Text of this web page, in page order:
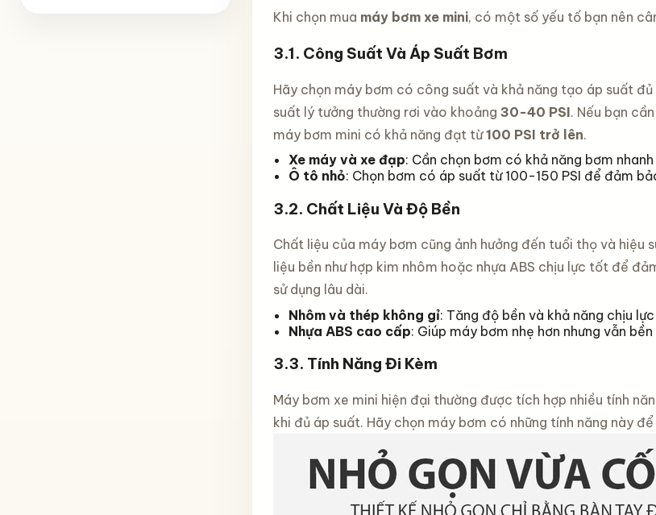
Khi chọn mua máy bơm xe mini, có một số yếu tố bạn nên
3.1. Công Suất Và Áp Suất Bơm
Hãy chọn máy bơm có công suất và khả năng tạo áp suất
suất lý tưởng thường rơi vào khoảng 30-40 PSI. Nếu bạn
máy bơm mini có khả năng đạt từ100 PSI trở lên.
Xe máy và xe đạp: Cần chọn bơm có khả năng bơm
Ô tô nhỏ: Chọn bơm có áp suất từ 100-150 PSI để đảm
3.2. Chất Liệu Và Độ Bền
Chất liệu của máy bơm cũng ảnh hưởng đến tuổi thọ và
liệu bền như hợp kim nhôm hoặc nhựa ABS chịu lực tốt để
sử dụng lâu dài.
Nhôm và thép không gỉ: Tăng độ bền và khả năng chịu
Nhựa ABS cao cấp: Giúp máy bơm nhẹ hơn nhưng vẫn
3.3. Tính Năng Đi Kèm
Máy bơm xe mini hiện đại thường được tích hợp nhiều tính
khi đủ áp suất. Hãy chọn máy bơm có những tính năng này